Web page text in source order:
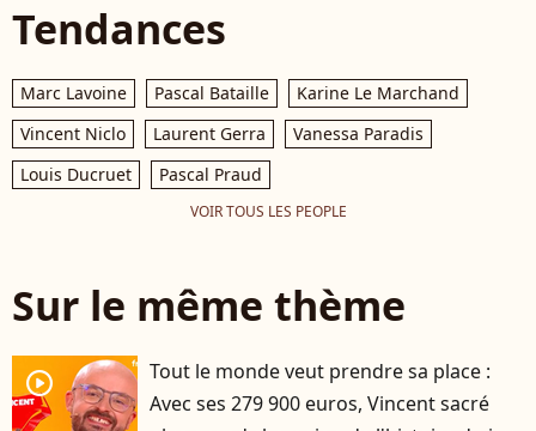
Tendances
Marc Lavoine Pascal Bataille
Karine Le Marchand
Vincent Niclo
Laurent Gerra
Vanessa Paradis
Louis Ducruet
Pascal Praud
VOIR TOUS LES PEOPLE
Sur le même thème
player2
Tout le monde veut prendre sa place :
Avec ses 279 900 euros, Vincent sacré